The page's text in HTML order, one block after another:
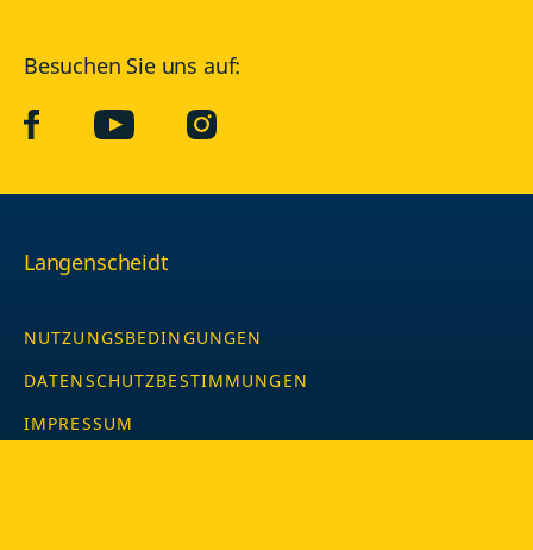
Besuchen Sie uns auf:
facebookYouTube Instagram
Langenscheidt
NUTZUNGSBEDINGUNGEN
DATENSCHUTZBESTIMMUNGEN
IMPRESSUM